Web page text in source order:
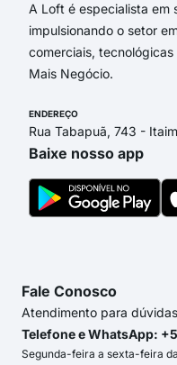
A Loft é especialista em
impulsionando o setor
comerciais,
Mais Negócio.
ENDEREÇO
Rua Tabapuã, 743 -
Baixe nosso app
Fale Conosco
Atendimento para
Telefone e WhatsApp:
Segunda-feira a sexta-feira